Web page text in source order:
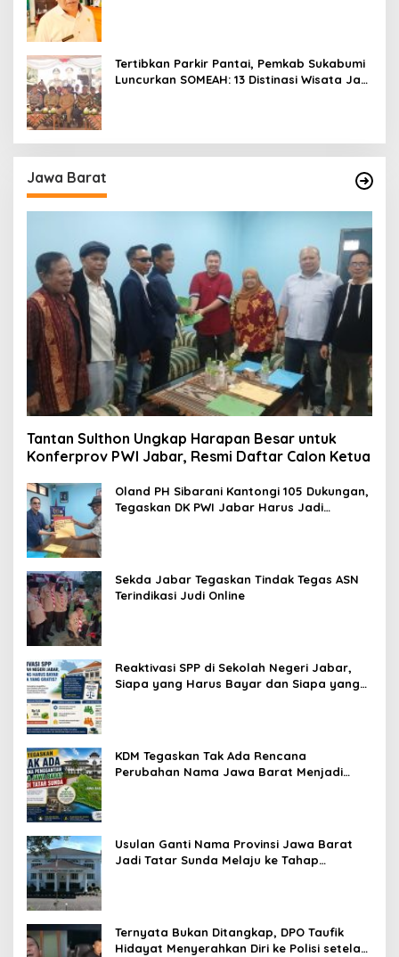
Tertibkan Parkir Pantai, Pemkab Sukabumi
Luncurkan SOMEAH: 13 Distinasi Wisata Jadi
Jawa Barat
Tantan Sulthon Ungkap Harapan Besar untuk
Konferprov PWI Jabar, Resmi Daftar Calon Ketua
Oland PH Sibarani Kantongi 105 Dukungan,
Tegaskan DK PWI Jabar Harus Jadi
Sekda Jabar Tegaskan Tindak Tegas ASN
Terindikasi Judi Online
Reaktivasi SPP di Sekolah Negeri Jabar,
Siapa yang Harus Bayar dan Siapa yang
KDM Tegaskan Tak Ada Rencana
Perubahan Nama Jawa Barat Menjadi
Usulan Ganti Nama Provinsi Jawa Barat
Jadi Tatar Sunda Melaju ke Tahap
Ternyata Bukan Ditangkap, DPO Taufik
Hidayat Menyerahkan Diri ke Polisi setelah